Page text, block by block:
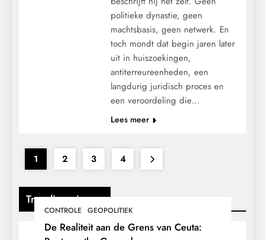
Trending nieuws
CONTROLE GEOPOLITIEK
De Realiteit aan de Grens van Ceuta:
politieke dynastie, geen
machtsbasis, geen netwerk. En
toch mondt dat begin jaren later
uit in huiszoekingen,
antiterreureenheden, een
langdurig juridisch proces en
een veroordeling die…
Lees meer
1 2 3 4